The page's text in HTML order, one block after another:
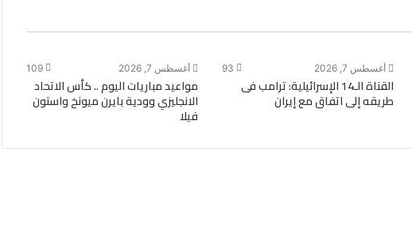
أغسطس 7, 2026 93
القناة الـ14 الإسرائيلية: ترامب فى
طريقه إلى اتفاق مع إيران
أغسطس 7, 2026 109
مواعيد مباريات اليوم .. كأس الاتحاد
الانجليزي وودية بايرن ميونخ واستون
فيلا